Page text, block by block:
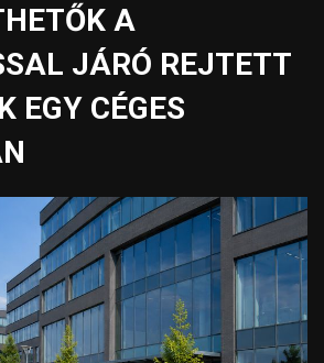
A
JÁRÓ REJTETT
EGY CÉGES